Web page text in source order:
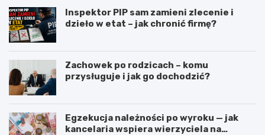
Inspektor PIP sam zamieni zlecenie i
dzieło w etat – jak chronić firmę?
Zachowek po rodzicach – komu
przysługuje i jak go dochodzić?
Egzekucja należności po wyroku — jak
kancelaria wspiera wierzyciela na